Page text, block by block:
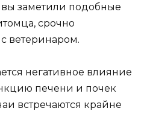
заметили подобные
срочно
ветеринаром.
негативное влияние
печени и почек
встречаются крайне